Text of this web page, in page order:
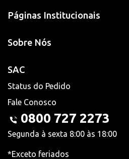
Páginas Institucionais
Sobre Nós
SAC
Status do Pedido
Fale Conosco
0800 727 2273
Segunda à sexta 8:00 às 18:00
*Exceto feriados